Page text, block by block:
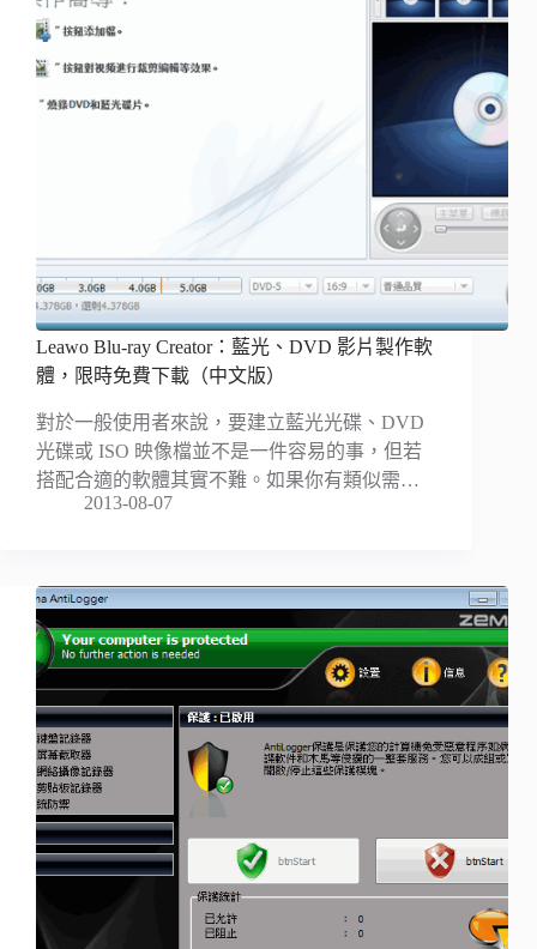
Leawo Blu-ray Creator：藍光、DVD 影片製作軟
體，限時免費下載（中文版）
對於一般使用者來說，要建立藍光光碟、DVD
光碟或 ISO 映像檔並不是一件容易的事，但若
搭配合適的軟體其實不難。如果你有類似需…
2013-08-07